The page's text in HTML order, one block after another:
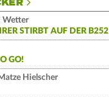
Wetter
STIRBT AUF DER B252
GO!
Hielscher